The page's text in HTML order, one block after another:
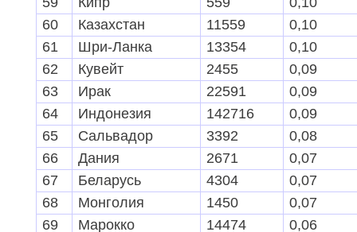
93
Афганистан 3
0,00
94
Дания 2
0,00
95
Нигерия 2
0,00
96
Узбекистан 2
0,00
97
Мозамбик 2 0,00
98
Антигуа и
Барбуда
2 0,01
99
Сент-Китс и
Невис
2 0,01
100 ОАЭ 1
0,00
60
Казахстан 11559
0,10
61
Шри-Ланка 13354
0,10
62
Кувейт 2455
0,09
63
Ирак 22591
0,09
64
Индонезия 142716
0,09
65
Сальвадор 3392
0,08
66
Дания 2671
0,07
67
Беларусь 4304
0,07
68
Монголия 1450
0,07
69
Марокко 14474
0,06